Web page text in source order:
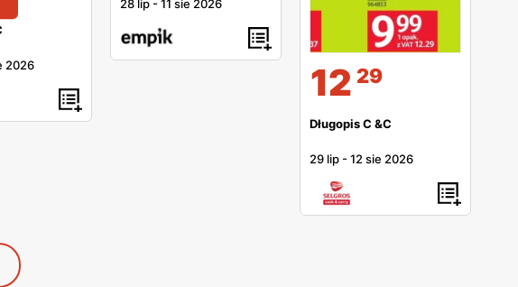
2026
28 lip -11 sie 2026
12 29
Długopis C &C
29 lip -12 sie 2026